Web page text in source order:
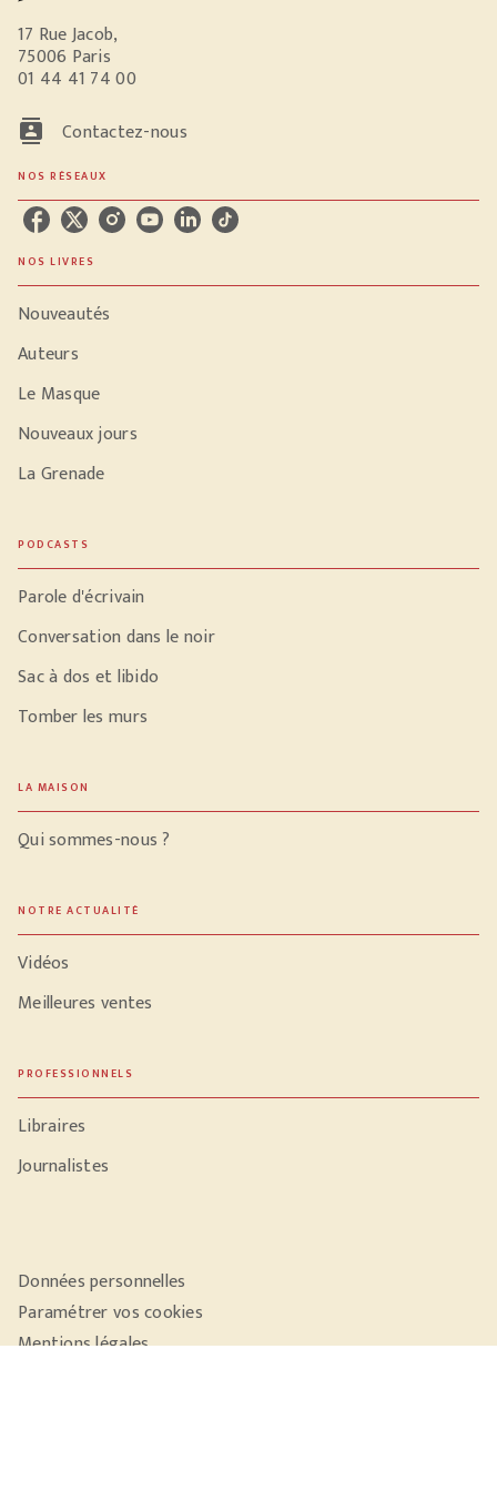
17 Rue Jacob,
75006 Paris
01 44 41 74 00
contacts Contactez-nous
NOS RÉSEAUX
NOS LIVRES
Nouveautés
Auteurs
Le Masque
Nouveaux jours
La Grenade
PODCASTS
Parole d'écrivain
Conversation dans le noir
Sac à dos et libido
Tomber les murs
LA MAISON
Qui sommes-nous ?
NOTRE ACTUALITÉ
Vidéos
Meilleures ventes
PROFESSIONNELS
Libraires
Journalistes
Données personnelles
Paramétrer vos cookies
Mentions légales